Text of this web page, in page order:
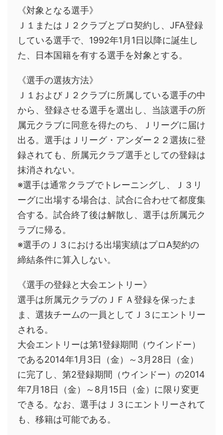
《対象となる選手》
Ｊ１またはＪ２クラブとプロ契約し、JFA登録
している選手で、1992年1月1日以降に誕生し
た、日本国籍を有する選手を対象とする。
《選手の選抜方法》
Ｊ１およびＪ２クラブに所属している選手の中
から、登録させる選手を選出し、当該選手の所
属元クラブに同意を得たのち、Ｊリーグに届け
出る。選手はＪリーグ・アンダー２２選抜に登
録されても、所属元クラブ選手としての登録は
抹消されない。
※選手は通常クラブでトレーニングし、Ｊ３リ
ーグに出場する場合は、試合に合わせて都度集
合する。試合終了後は解散し、選手は所属元ク
ラブに帰る。
※選手のＪ３における出場実績はプロA契約の
締結条件に算入しない。
《選手の登録と大会エントリー》
選手は所属元クラブのＪＦＡ登録を保ったま
ま、選抜チームの一員としてＪ３にエントリー
される。
大会エントリーは第1登録期間（ウインドー）
である2014年1月3日（金）～3月28日（金）
に完了し、第2登録期間（ウインドー）の2014
年7月18日（金）～8月15日（金）に限り変更
できる。なお、選手はＪ３にエントリーされて
も、移籍は可能である。